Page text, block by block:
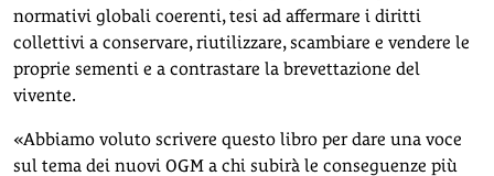
normativi globali coerenti, tesi ad affermare i diritti
collettivi a conservare, riutilizzare, scambiare e vendere le
proprie sementi e a contrastare la brevettazione del
vivente.
«Abbiamo voluto scrivere questo libro per dare una voce
sul tema dei nuovi OGM a chi subirà le conseguenze più